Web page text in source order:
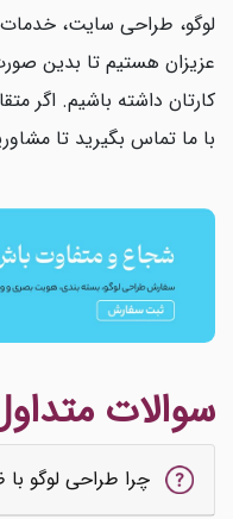
لوگو، طراحی سایت،
عزیزان هستیم تا بدین
کارتان داشته باشیم. اگر
با ما تماس بگیرید تا
سوالات
چرا طراحی لوگو